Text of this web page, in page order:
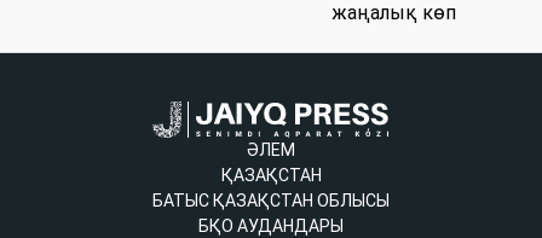
жаңалық көп
ӘЛЕМ
ҚАЗАҚСТАН
БАТЫС ҚАЗАҚСТАН ОБЛЫСЫ
БҚО АУДАНДАРЫ